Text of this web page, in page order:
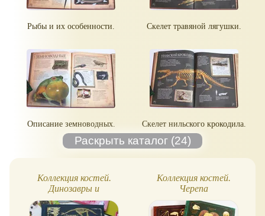
Рыбы и их особенности. Скелет травяной лягушки.
Описание земноводных. Скелет нильского крокодила.
Коллекция костей.
Динозавры и
доисторические
животные
Коллекция костей.
Черепа